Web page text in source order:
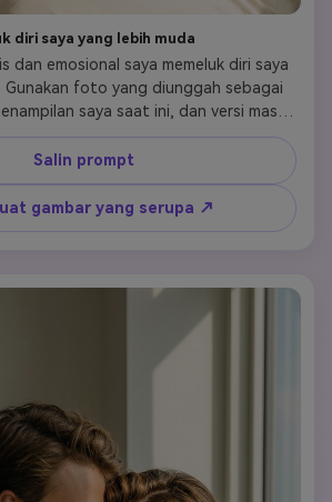
diri saya yang lebih muda
dan emosional saya memeluk diri saya
Gunakan foto yang diunggah sebagai
saya saat ini, dan versi masa
alami terlihat lebih muda tetapi
Jaga fitur wajah, warna kulit, dan
dan dapat dikenali. Pelukan
lembut, dan nyaman, dengan kontak
postur santai. Kedua ekspresi harus
Tidak ada kartun, tidak ada ilustrasi,
berlebihan, tidak ada distorsi.
Salin prompt
gambar yang serupa ↗